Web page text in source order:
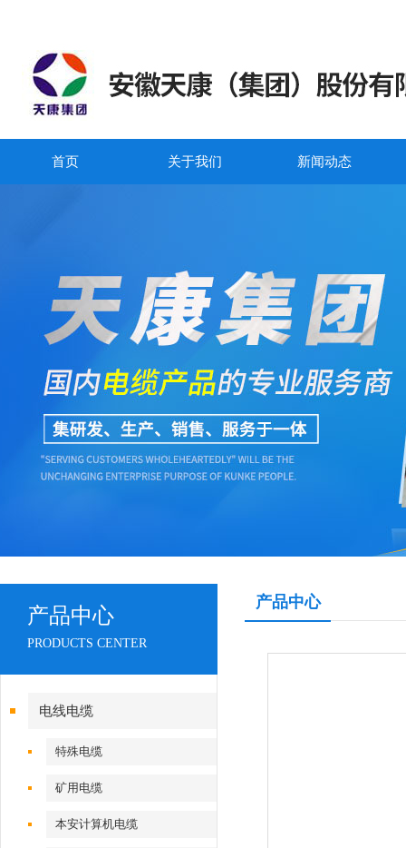
首页 关于我们 新闻动态
产品中心
PRODUCTS CENTER
电线电缆
特殊电缆
矿用电缆
本安计算机电缆
产品中心